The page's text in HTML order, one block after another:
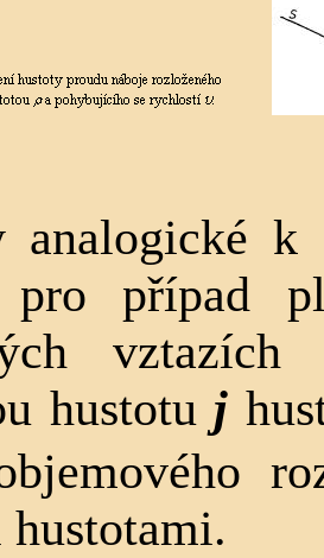
analogické k
případ
hus­totu j